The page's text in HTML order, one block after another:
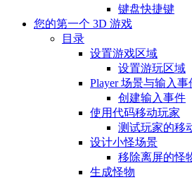
键盘快捷键
您的第一个 3D 游戏
目录
设置游戏区域
设置游玩区域
Player 场景与输入事
创建输入事件
使用代码移动玩家
测试玩家的移
设计小怪场景
移除离屏的怪
生成怪物